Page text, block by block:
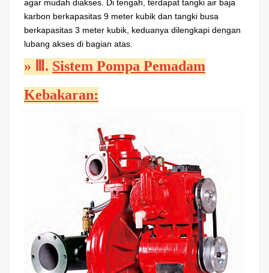
agar mudah diakses. Di tengah, terdapat tangki air baja
karbon berkapasitas 9 meter kubik dan tangki busa
berkapasitas 3 meter kubik, keduanya dilengkapi dengan
lubang akses di bagian atas.
» Ⅲ. Sistem Pompa Pemadam
Kebakaran: